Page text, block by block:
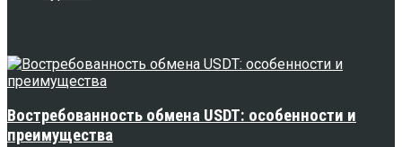
Востребованность обмена USDT: особенности и
преимущества